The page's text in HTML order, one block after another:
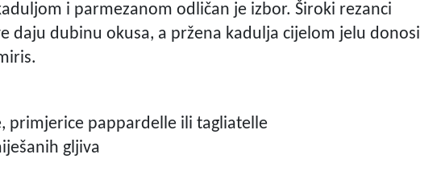
i parmezanom odličan je izbor. Široki rezanci
daju dubinu okusa, a pržena kadulja cijelom jelu donosi
primjerice pappardelle ili tagliatelle
gljiva